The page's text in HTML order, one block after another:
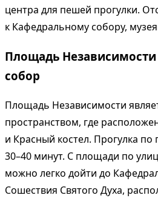
центра для пешей прогулки.
к Кафедральному собору,
Площадь
собор
Площадь Независимости
пространством, где
и Красный костел. Прогулка
30–40 минут. С площади по
можно легко дойти до
Сошествия Святого Духа,